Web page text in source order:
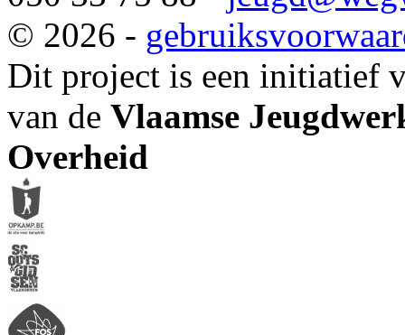
© 2026 -
Dit project is een initiatief
van de Vlaamse
Overheid